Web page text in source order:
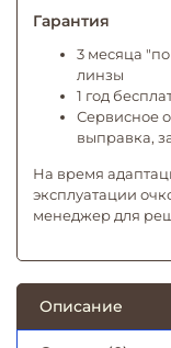
Гарантия
3 месяца
линзы
1 год
Сервисное
выправка,
На время
эксплуатации
менеджер для
Описание